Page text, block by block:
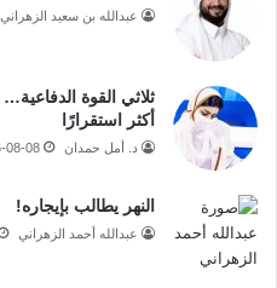
عبدالله بن سعيد الزهراني
ثلاثي القوة
أكثر استقرارًا
د. أمل حمدان 08-08
النهر يطالب بإيجاره!
عبدالله أحمد الزهراني